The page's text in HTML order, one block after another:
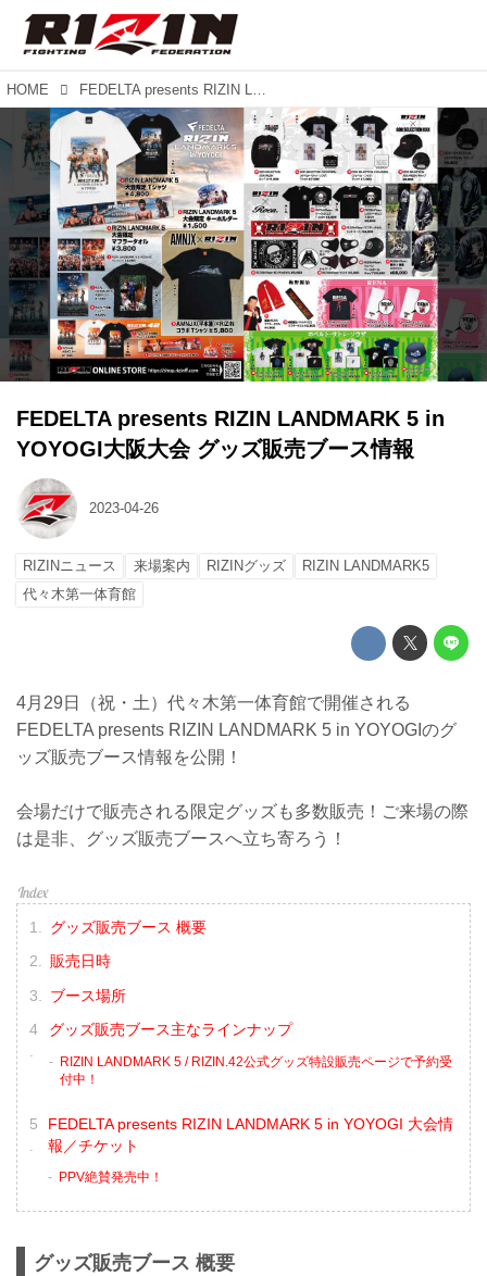
HOME FEDELTA presents RIZIN LANDMARK 5 in YOYOGI大阪大会 グッズ販売ブース情報
FEDELTA presents RIZIN LANDMARK 5 in
YOYOGI大阪大会 グッズ販売ブース情報
2023-04-26
RIZINニュース 来場案内 RIZINグッズ
RIZIN LANDMARK5
代々木第一体育館
4月29日（祝・土）代々木第一体育館で開催される
FEDELTA presents RIZIN LANDMARK 5 in YOYOGIのグ
ッズ販売ブース情報を公開！
会場だけで販売される限定グッズも多数販売！ご来場の際
は是非、グッズ販売ブースへ立ち寄ろう！
グッズ販売ブース 概要
販売日時
ブース場所
グッズ販売ブース主なラインナップ
RIZIN LANDMARK 5 / RIZIN.42公式グッズ特設販売ページで予約受
付中！
FEDELTA presents RIZIN LANDMARK 5 in YOYOGI 大会情
報／チケット
PPV絶賛発売中！
グッズ販売ブース 概要